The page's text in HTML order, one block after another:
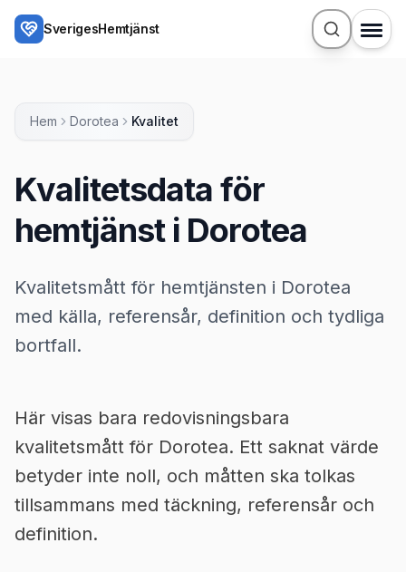
Hoppa till huvudinnehåll
SverigesHemtjänst
Hem Dorotea Kvalitet
Kvalitetsdata för
hemtjänst i Dorotea
Kvalitetsmått för hemtjänsten i Dorotea
med källa, referensår, definition och tydliga
bortfall.
Här visas bara redovisningsbara
kvalitetsmått för Dorotea. Ett saknat värde
betyder inte noll, och måtten ska tolkas
tillsammans med täckning, referensår och
definition.